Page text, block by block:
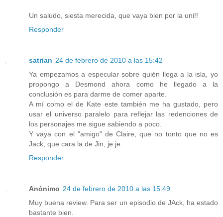
Un saludo, siesta merecida, que vaya bien por la uni!!
Responder
satrian 24 de febrero de 2010 a las 15:42
Ya empezamos a especular sobre quién llega a la isla, yo
propongo a Desmond ahora como he llegado a la
conclusión es para darme de comer aparte.
A mí como el de Kate este también me ha gustado, pero
usar el universo paralelo para reflejar las redenciones de
los personajes me sigue sabiendo a poco.
Y vaya con el "amigo" de Claire, que no tonto que no es
Jack, que cara la de Jin, je je.
Responder
Anónimo 24 de febrero de 2010 a las 15:49
Muy buena review. Para ser un episodio de JAck, ha estado
bastante bien.